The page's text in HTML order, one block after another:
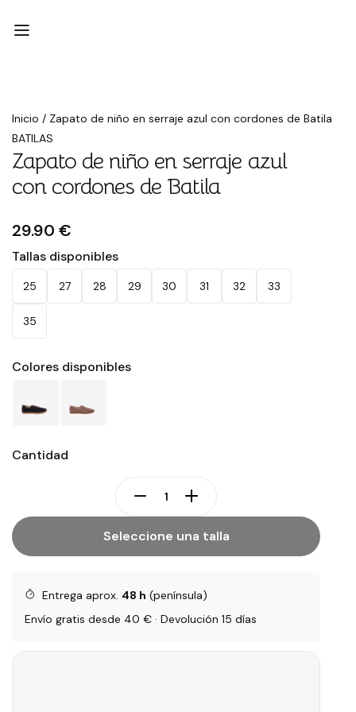
Inicio / Zapato de niño en serraje azul con cordones de Batila
BATILAS
Zapato de niño en serraje azul
con cordones de Batila
29.90 €
Tallas disponibles
25 27 28 29 30 31 32 33
35
Colores disponibles
Cantidad
Seleccione una talla
Entrega aprox. 48 h (península)
Envío gratis desde 40 € · Devolución 15 días